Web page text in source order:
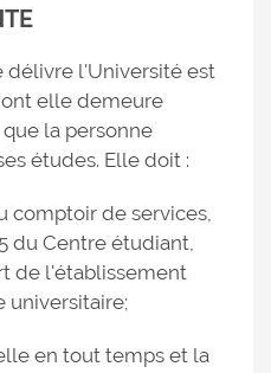
délivre l'Université est
elle demeure
la personne
études. Elle doit :
comptoir de services,
du Centre étudiant,
de l'établissement
universitaire;
en tout temps et la